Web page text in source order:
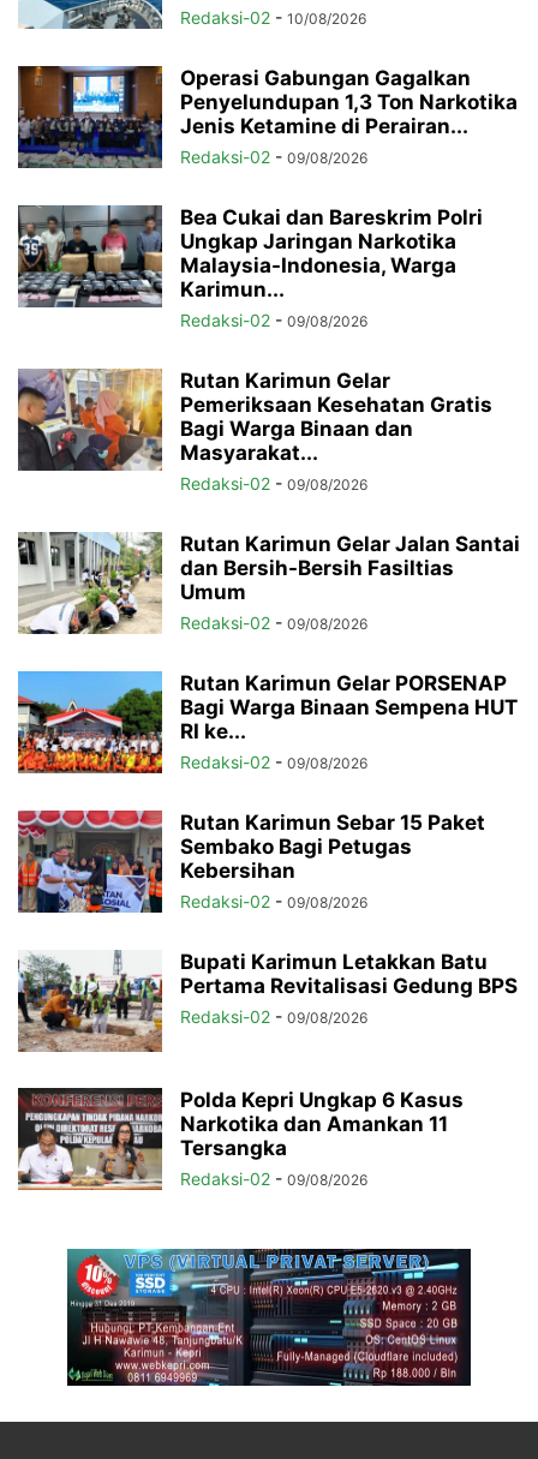
Redaksi-02 - 10/08/2026
Operasi Gabungan Gagalkan
Penyelundupan 1,3 Ton Narkotika
Jenis Ketamine di Perairan...
Redaksi-02 - 09/08/2026
Bea Cukai dan Bareskrim Polri
Ungkap Jaringan Narkotika
Malaysia-Indonesia, Warga
Karimun...
Redaksi-02 - 09/08/2026
Rutan Karimun Gelar
Pemeriksaan Kesehatan Gratis
Bagi Warga Binaan dan
Masyarakat...
Redaksi-02 - 09/08/2026
Rutan Karimun Gelar Jalan Santai
dan Bersih-Bersih Fasiltias
Umum
Redaksi-02 - 09/08/2026
Rutan Karimun Gelar PORSENAP
Bagi Warga Binaan Sempena HUT
RI ke...
Redaksi-02 - 09/08/2026
Rutan Karimun Sebar 15 Paket
Sembako Bagi Petugas
Kebersihan
Redaksi-02 - 09/08/2026
Bupati Karimun Letakkan Batu
Pertama Revitalisasi Gedung BPS
Redaksi-02 - 09/08/2026
Polda Kepri Ungkap 6 Kasus
Narkotika dan Amankan 11
Tersangka
Redaksi-02 - 09/08/2026